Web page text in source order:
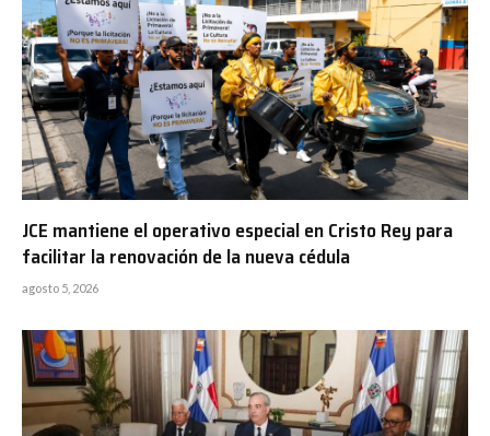
JCE mantiene el operativo especial en Cristo Rey para
facilitar la renovación de la nueva cédula
agosto 5, 2026